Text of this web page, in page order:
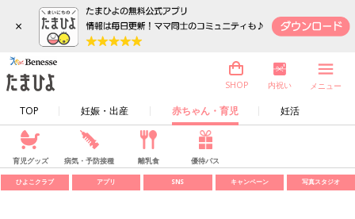
×
TOP 妊娠・出産 赤ちゃん・育児 妊活
SHOP 内祝い メニュー
育児グッズ 病気・予防接種 離乳食 優待パス
ひよこクラブ アプリ SNS キャンペーン 写真スタジオ